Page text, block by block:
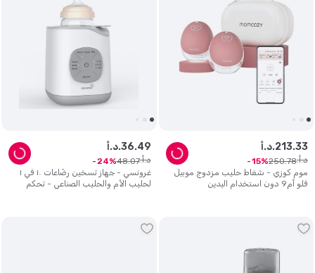
موم كوزي - شفاط حليب مزدوج موبيل
فلو أم9 دون استخدام اليدين
د.أ.213.33
د.أ. 250.78
15
غرونسي - جهاز تسخين رضّاعات ١٠ في ١
لحليب الأم والحليب الصناعي - تحكم
د.أ.36.49
د.أ. 48.07
24